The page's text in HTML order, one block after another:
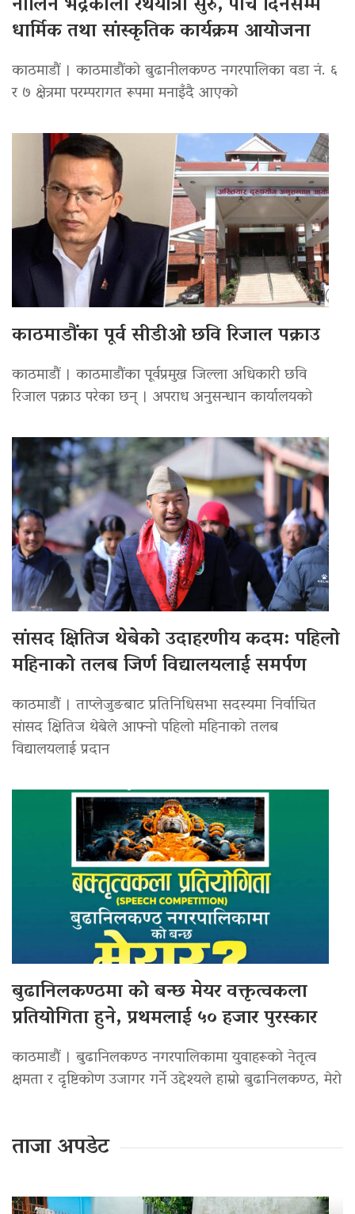
धार्मिक तथा सांस्कृतिक कार्यक्रम आयोजना
काठमाडौं । काठमाडौंको बुढानीलकण्ठ नगरपालिका वडा नं. ६
र ७ क्षेत्रमा परम्परागत रूपमा मनाइँदै आएको
काठमाडौंका पूर्व सीडीओ छवि रिजाल पक्राउ
काठमाडौं । काठमाडौंका पूर्वप्रमुख जिल्ला अधिकारी छवि
रिजाल पक्राउ परेका छन् । अपराध अनुसन्धान कार्यालयको
सांसद क्षितिज थेबेको उदाहरणीय कदम: पहिलो
महिनाको तलब जिर्ण विद्यालयलाई समर्पण
काठमाडौं । ताप्लेजुङबाट प्रतिनिधिसभा सदस्यमा निर्वाचित
सांसद क्षितिज थेबेले आफ्नो पहिलो महिनाको तलब
विद्यालयलाई प्रदान
बुढानिलकण्ठमा को बन्छ मेयर वक्तृत्वकला
प्रतियोगिता हुने, प्रथमलाई ५० हजार पुरस्कार
काठमाडौं । बुढानिलकण्ठ नगरपालिकामा युवाहरूको नेतृत्व
क्षमता र दृष्टिकोण उजागर गर्ने उद्देश्यले हाम्रो बुढानिलकण्ठ, मेरो
ताजा अपडेट